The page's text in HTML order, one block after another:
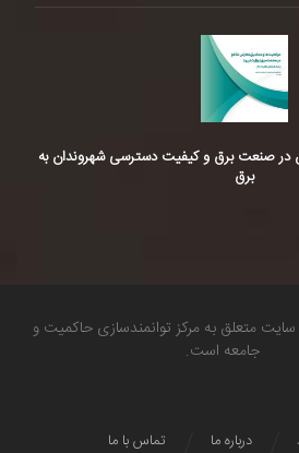
در صنعت برق و کیفیت دسترسی شهروندان به
برق
متعلق به مرکز توانمندسازی حاکمیت و
جامعه است.
تماس با ما درباره ما